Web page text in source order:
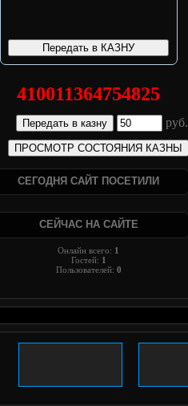
410011364754825
руб.
СЕГОДНЯ САЙТ ПОСЕТИЛИ
СЕЙЧАС НА САЙТЕ
Онлайн всего: 1
Гостей: 1
Пользователей: 0